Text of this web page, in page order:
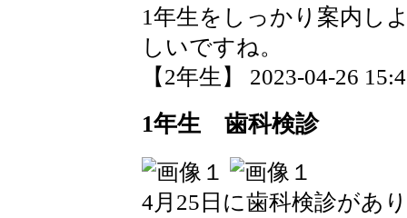
1年生をしっかり案内し
しいですね。
【2年生】 2023-04-26
1年生 歯科検診
4月25日に歯科検診があ